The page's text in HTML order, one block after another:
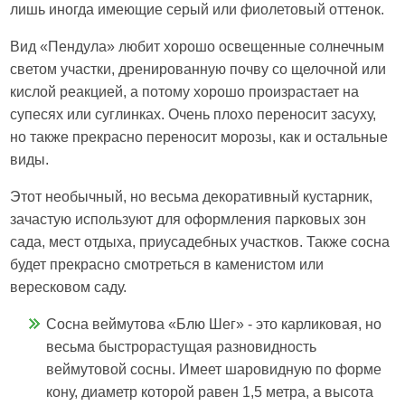
лишь иногда имеющие серый или фиолетовый оттенок.
Вид «Пендула» любит хорошо освещенные солнечным
светом участки, дренированную почву со щелочной или
кислой реакцией, а потому хорошо произрастает на
супесях или суглинках. Очень плохо переносит засуху,
но также прекрасно переносит морозы, как и остальные
виды.
Этот необычный, но весьма декоративный кустарник,
зачастую используют для оформления парковых зон
сада, мест отдыха, приусадебных участков. Также сосна
будет прекрасно смотреться в каменистом или
вересковом саду.
Сосна веймутова «Блю Шег» - это карликовая, но
весьма быстрорастущая разновидность
веймутовой сосны. Имеет шаровидную по форме
кону, диаметр которой равен 1,5 метра, а высота